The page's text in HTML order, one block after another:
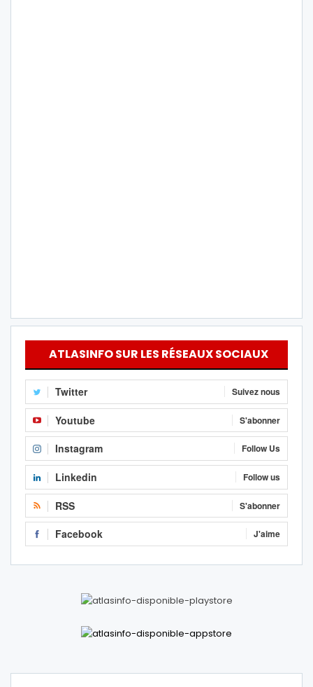
ATLASINFO SUR LES RÉSEAUX SOCIAUX
Twitter Suivez nous
Youtube S'abonner
Instagram Follow Us
Linkedin Follow us
RSS S'abonner
Facebook J'aime